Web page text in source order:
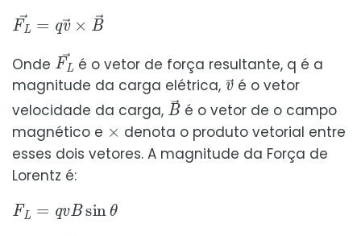
FL q →×
Onde
FL
é o vetor de força resultante, q é a
magnitude da carga elétrica,
v→
é o vetor
velocidade da carga,
B→
é o vetor de o campo
magnético e
×
denota o produto vetorial entre
esses dois vetores. A magnitude da Força de
Lorentz é:
FL sin